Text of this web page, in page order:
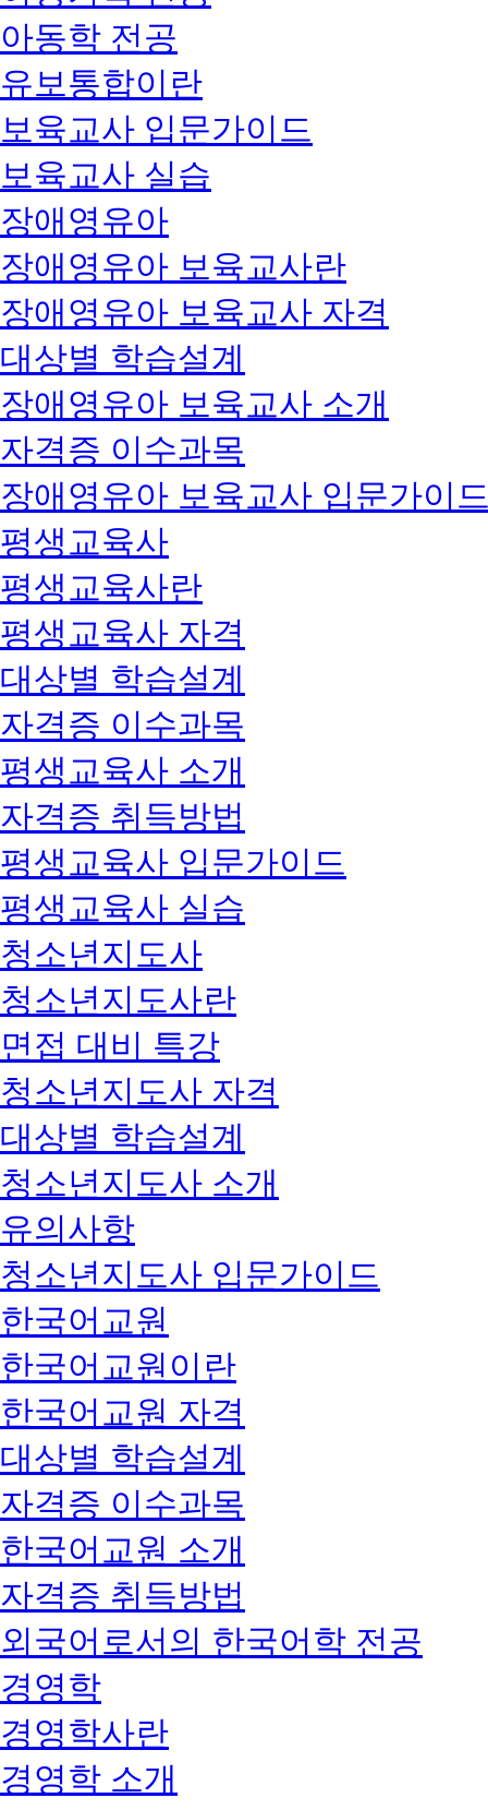
아동학 전공
유보통합이란
보육교사 입문가이드
보육교사 실습
장애영유아
장애영유아 보육교사란
장애영유아 보육교사 자격
대상별 학습설계
장애영유아 보육교사 소개
자격증 이수과목
장애영유아 보육교사 입문가이
평생교육사
평생교육사란
평생교육사 자격
대상별 학습설계
자격증 이수과목
평생교육사 소개
자격증 취득방법
평생교육사 입문가이드
평생교육사 실습
청소년지도사
청소년지도사란
면접 대비 특강
청소년지도사 자격
대상별 학습설계
청소년지도사 소개
유의사항
청소년지도사 입문가이드
한국어교원
한국어교원이란
한국어교원 자격
대상별 학습설계
자격증 이수과목
한국어교원 소개
자격증 취득방법
외국어로서의 한국어학 전공
경영학
경영학사란
경영학 소개